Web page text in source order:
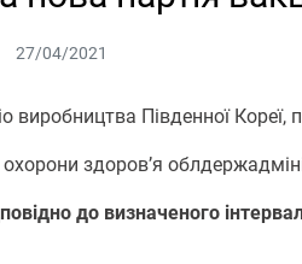
27/04/2021
Південної Кореї,
здоров’я
до визначеного